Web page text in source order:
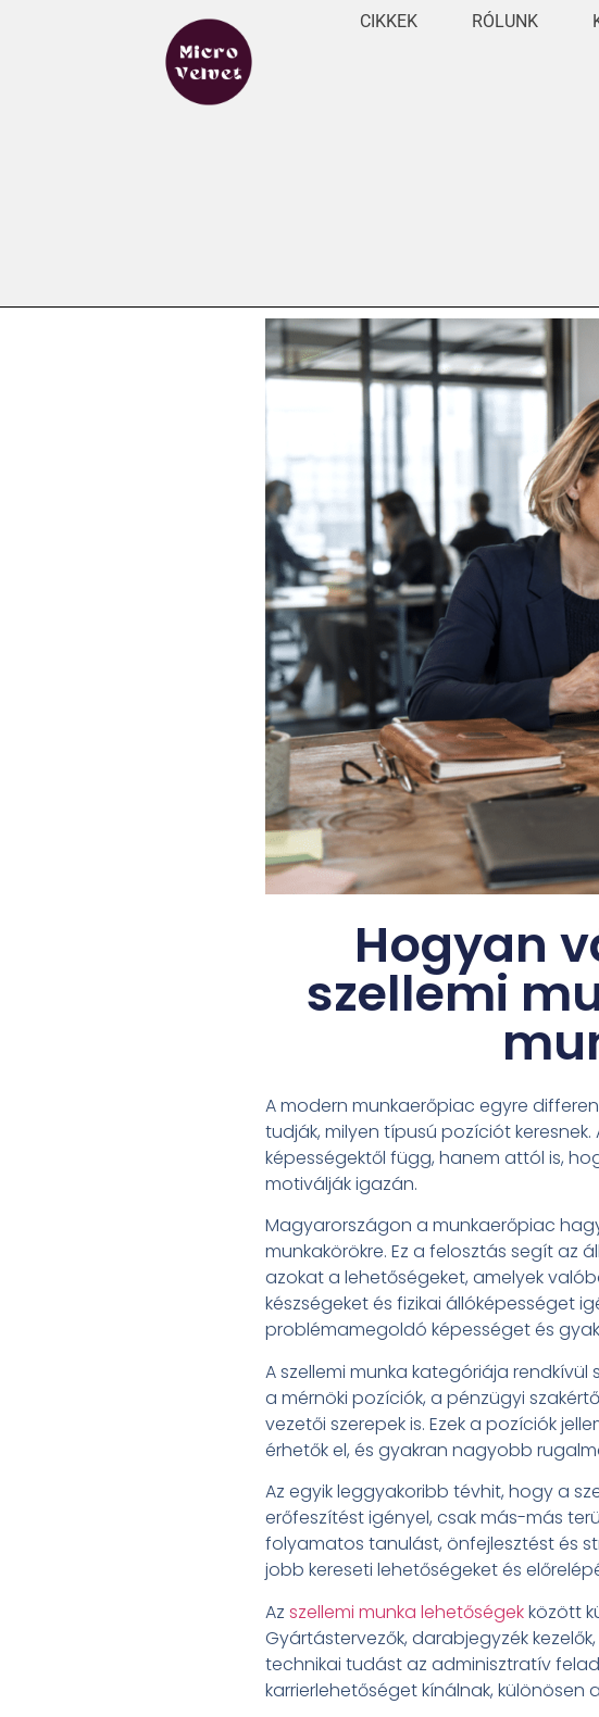
CIKKEK RÓLUNK
Hogyan
szellemi
A modern munkaerőpiac egyre
tudják, milyen típusú pozíciót
képességektől függ, hanem attól is,
motiválják igazán.
Magyarországon a munkaerőpiac
munkakörökre. Ez a felosztás segít az
azokat a lehetőségeket, amelyek
készségeket és fizikai állóképességet
problémamegoldó képességet és
A szellemi munka kategóriája
a mérnöki pozíciók, a pénzügyi
vezetői szerepek is. Ezek a pozíciók
érhetők el, és gyakran nagyobb
Az egyik leggyakoribb tévhit, hogy a
erőfeszítést igényel, csak más-más
folyamatos tanulást, önfejlesztést és
jobb kereseti lehetőségeket és
Az szellemi munka lehetőségekközött
Gyártástervezők, darabjegyzék
technikai tudást az adminisztratív
karrierlehetőséget kínálnak, különösen